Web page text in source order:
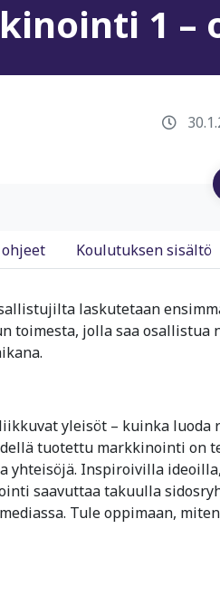
1
Koulutuksen sisältö
laskutetaan
toimesta, jolla saa osallistua
yleisöt – kuinka luoda
tuotettu markkinointi on
yhteisöjä. Inspiroivilla
saavuttaa takuulla
Tule oppimaan,